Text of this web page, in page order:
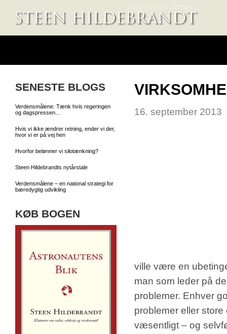
SENESTE BLOGS
Verdensmålene: Tænk hvis regeringen
og dagspressen…
Hvis vi ikke ændrer retning, ender vi der,
hvor vi er på vej hen
Hvorfor belønner vi silotænkning?
Steen Hildebrandts nytårstale
Verdensmålene – en national strategi for
bæredygtig udvikling
KØB BOGEN
16. september 2013
ville være en
man som leder på
problemer. Enhver
problemer eller
væsentligt – og